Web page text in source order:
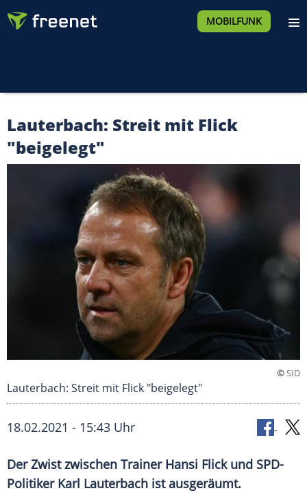
MOBILFUNK
Lauterbach: Streit mit Flick
"beigelegt"
©SID
Lauterbach: Streit mit Flick "beigelegt"
18.02.2021 - 15:43 Uhr
DerZwistzwischen Trainer Hansi Flickund SPD-
Politiker Karl Lauterbach ist ausgeräumt.